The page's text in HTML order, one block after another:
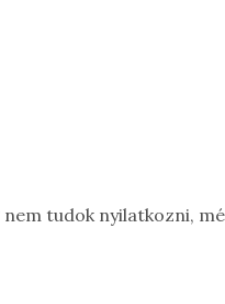
tudok nyilatkozni,